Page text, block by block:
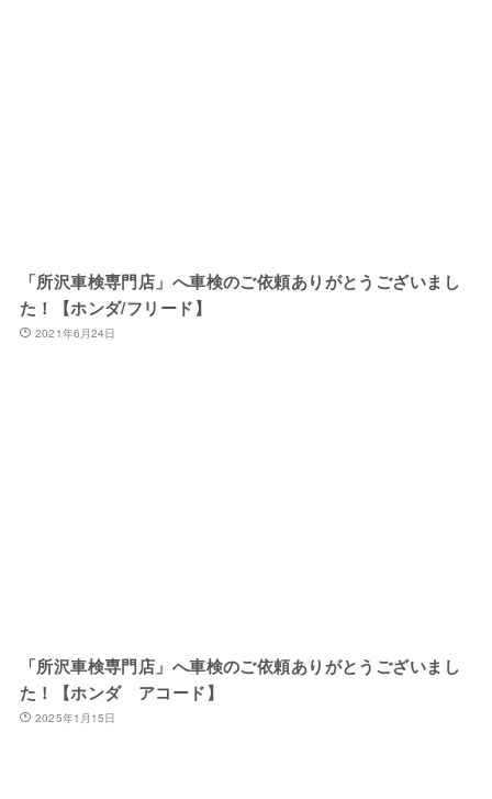
「所沢車検専門店」へ車検のご依頼ありがとうございまし
た！【ホンダ/フリード】
2021年6月24日
「所沢車検専門店」へ車検のご依頼ありがとうございまし
た！【ホンダ アコード】
2025年1月15日